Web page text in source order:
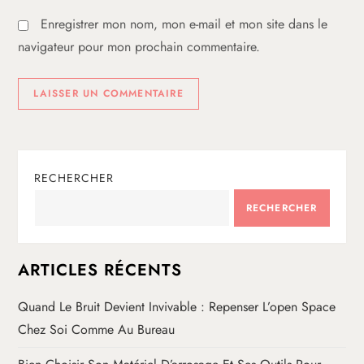
l
e
Enregistrer mon nom, mon e-mail et mon site dans le
navigateur pour mon prochain commentaire.
RECHERCHER
RECHERCHER
ARTICLES RÉCENTS
Quand Le Bruit Devient Invivable : Repenser L’open Space
Chez Soi Comme Au Bureau